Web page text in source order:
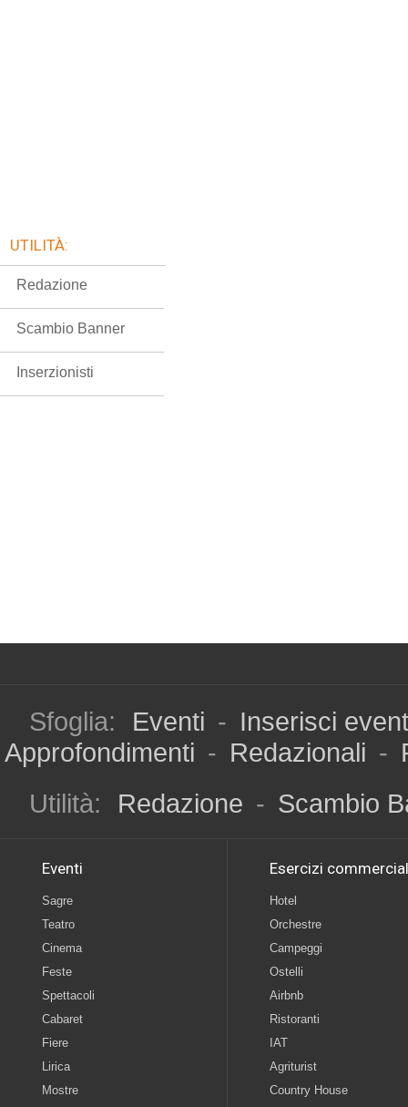
UTILITÀ:
Redazione
Scambio Banner
Inserzionisti
Sfoglia: Eventi - Inserisci
Approfondimenti - Redazionali -
Utilità:
Redazione - Scambio
Eventi
Sagre
Teatro
Cinema
Feste
Spettacoli
Cabaret
Fiere
Lirica
Mostre
Esercizi
Hotel
Orchestre
Campeggi
Ostelli
Airbnb
Ristoranti
IAT
Agriturist
Country House